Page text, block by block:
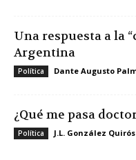
Una respuesta a la
Argentina
Política Dante Augusto
¿Qué me pasa
Política J.L. González Quirós